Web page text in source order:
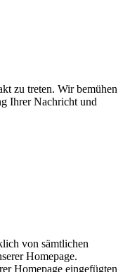
zu treten. Wir bemühen
Ihrer Nachricht und
von sämtlichen
Homepage.
Homepage eingefügten